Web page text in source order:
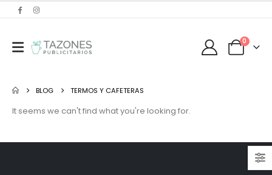
0
BLOG TERMOS Y CAFETERAS
It seems we can't find what you're looking for.